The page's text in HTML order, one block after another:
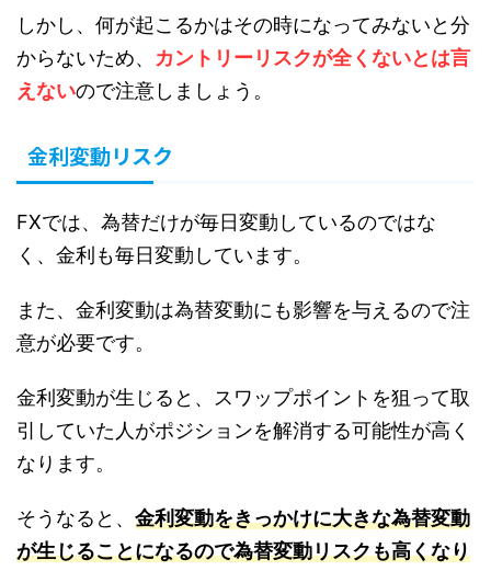
しかし、何が起こるかはその時になってみないと分
からないため、 カントリーリスクが全くないとは言
えないので注意しましょう。
金利変動リスク
FXでは、為替だけが毎日変動しているのではな
く、金利も毎日変動しています。
また、金利変動は為替変動にも影響を与えるので注
意が必要です。
金利変動が生じると、スワップポイントを狙って取
引していた人がポジションを解消する可能性が高く
なります。
そうなると、 金利変動をきっかけに大きな為替変動
が生じることになるので為替変動リスクも高くなり